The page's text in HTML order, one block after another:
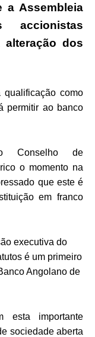
a Assembleia
accionistas
alteração dos
como
permitir ao banco
Conselho de
o momento na
que este é
em franco
executiva do
é um primeiro
Angolano de
esta importante
sociedade aberta